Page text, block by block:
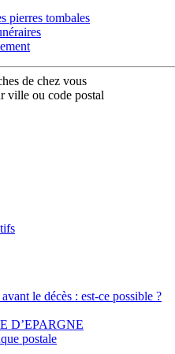
pierres tombales
de chez vous
ville ou code postal
le décès : est-ce possible ?
D’EPARGNE
postale